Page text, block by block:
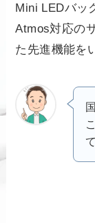
Mini LEDバッ
Atmos対応の
た先進機能を